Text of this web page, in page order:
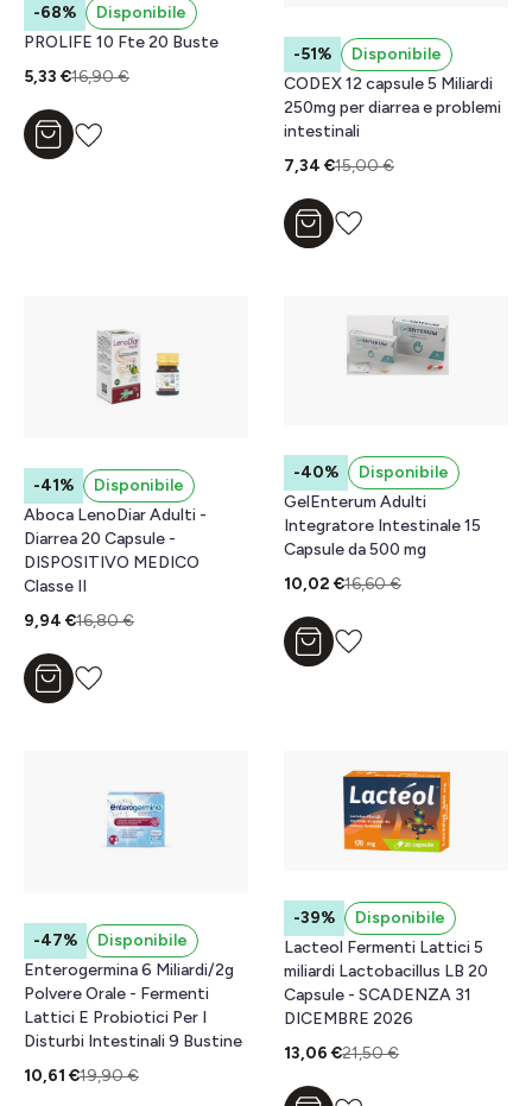
-68%
Disponibile
PROLIFE 10 Fte 20 Buste
5,33 €16,90 €
Aggiungi al carrello
-51%
Disponibile
CODEX 12 capsule 5 Miliardi
250mg per diarrea e problemi
intestinali
7,34 €15,00 €
Aggiungi al carrello
-41%
Disponibile
Aboca LenoDiar Adulti -
Diarrea 20 Capsule -
DISPOSITIVO MEDICO
Classe II
9,94 €16,80 €
Aggiungi al carrello
-40%
Disponibile
GelEnterum Adulti
Integratore Intestinale 15
Capsule da 500 mg
10,02 €16,60 €
Aggiungi al carrello
-47%
Disponibile
Enterogermina 6 Miliardi/2g
Polvere Orale - Fermenti
Lattici E Probiotici Per I
Disturbi Intestinali 9 Bustine
10,61 €19,90 €
-39%
Disponibile
Lacteol Fermenti Lattici 5
miliardi Lactobacillus LB 20
Capsule - SCADENZA 31
DICEMBRE 2026
13,06 €21,50 €